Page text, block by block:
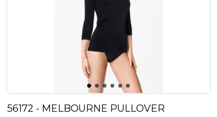
56172 - MELBOURNE PULLOVER